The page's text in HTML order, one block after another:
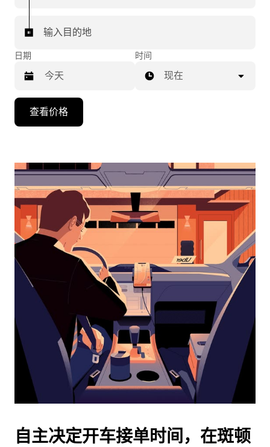
输入目的地
日期
向
头
浏
日
并
期。
按
退
闭
日
时间
现在
查看价格
自主决定开车接单时间，在斑顿